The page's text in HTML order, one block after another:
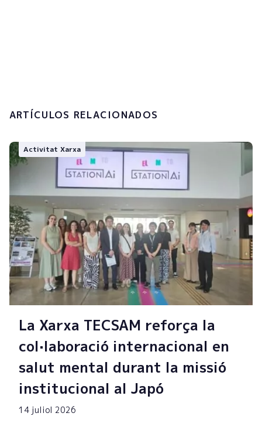
ARTÍCULOS RELACIONADOS
Activitat Xarxa
La Xarxa TECSAM reforça la
col·laboració internacional en
salut mental durant la missió
institucional al Japó
14 juliol 2026